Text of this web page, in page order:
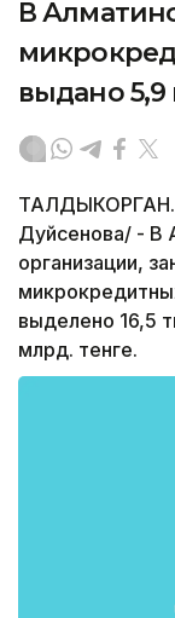
В
выдано
ТАЛДЫКОРГАН.
Дуйсенова/ - В
организации,
выделено 16,5
млрд. тенге.